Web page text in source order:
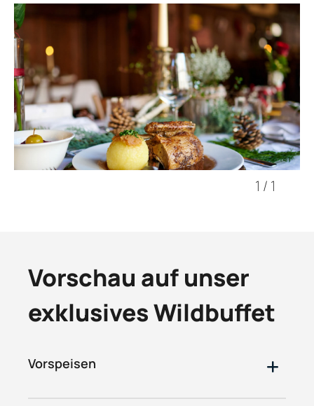
1 / 1
Vorschau auf unser
exklusives Wildbuffet
Vorspeisen